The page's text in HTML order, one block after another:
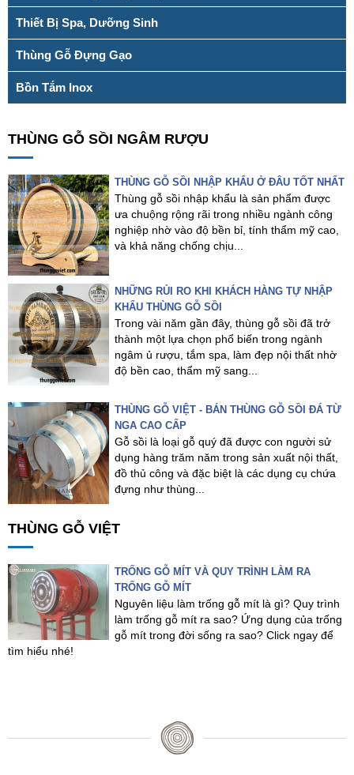
Thiết Bị Spa, Dưỡng Sinh
Thùng Gỗ Đựng Gạo
Bồn Tắm Inox
THÙNG GỖ SỒI NGÂM RƯỢU
THÙNG GỖ SỒI NHẬP KHẨU Ở ĐÂU TỐT NHẤT
Thùng gỗ sồi nhập khẩu là sản phẩm được
ưa chuộng rộng rãi trong nhiều ngành công
nghiệp nhờ vào độ bền bỉ, tính thẩm mỹ cao,
và khả năng chống chịu...
NHỮNG RỦI RO KHI KHÁCH HÀNG TỰ NHẬP
KHẨU THÙNG GỖ SỒI
Trong vài năm gần đây, thùng gỗ sồi đã trở
thành một lựa chọn phổ biến trong ngành
ngâm ủ rượu, tắm spa, làm đẹp nội thất nhờ
độ bền cao, thẩm mỹ sang...
THÙNG GỖ VIỆT - BÁN THÙNG GỖ SỒI ĐÁ TỪ
NGA CAO CẤP
Gỗ sồi là loại gỗ quý đã được con người sử
dụng hàng trăm năm trong sản xuất nội thất,
đồ thủ công và đặc biệt là các dụng cụ chứa
đựng như thùng...
THÙNG GỖ VIỆT
TRỐNG GỖ MÍT VÀ QUY TRÌNH LÀM RA
TRỐNG GỖ MÍT
Nguyên liệu làm trống gỗ mít là gì? Quy trình
làm trống gỗ mít ra sao? Ứng dụng của trống
gỗ mít trong đời sống ra sao? Click ngay để
tìm hiểu nhé!